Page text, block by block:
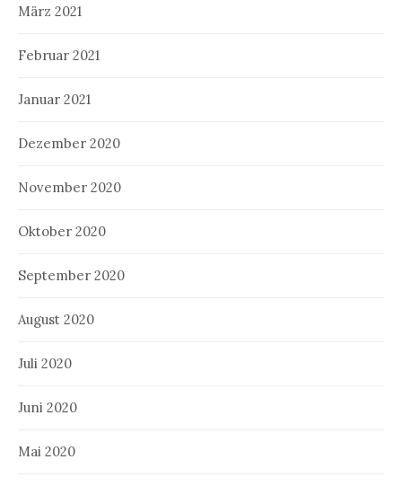
März 2021
Februar 2021
Januar 2021
Dezember 2020
November 2020
Oktober 2020
September 2020
August 2020
Juli 2020
Juni 2020
Mai 2020